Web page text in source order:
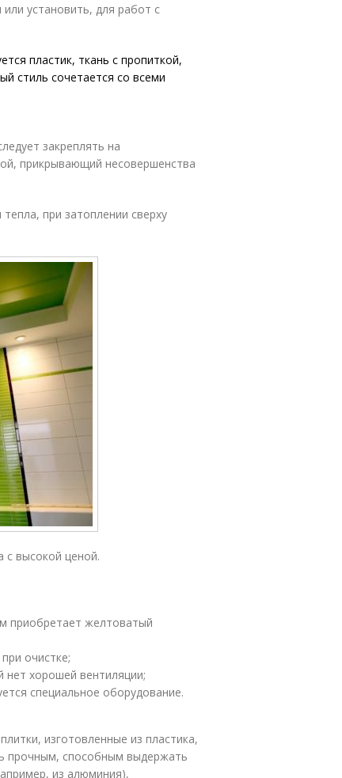
установить, для работ с
пластик, ткань с пропиткой,
стиль сочетается со всеми
закреплять на
прикрывающий несовершенства
при затоплении сверху
с высокой ценой.
приобретает желтоватый
очистке;
нет хорошей вентиляции;
специальное оборудование.
изготовленные из пластика,
прочным, способным выдержать
из алюминия),